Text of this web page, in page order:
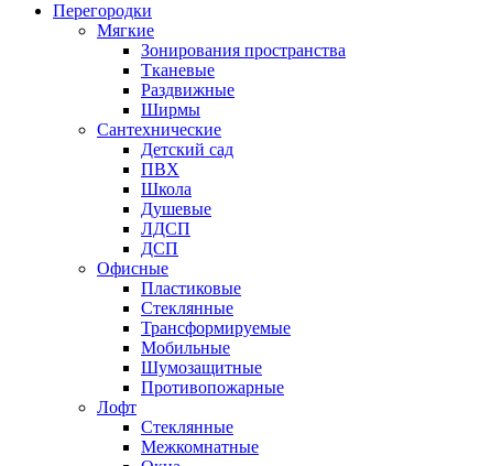
Перегородки
Мягкие
Зонирования пространства
Тканевые
Раздвижные
Ширмы
Сантехнические
Детский сад
ПВХ
Школа
Душевые
ЛДСП
ДСП
Офисные
Пластиковые
Стеклянные
Трансформируемые
Мобильные
Шумозащитные
Противопожарные
Лофт
Стеклянные
Межкомнатные